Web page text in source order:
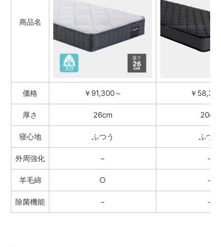
商品名
価格 ￥91,300～ ￥
厚さ 26cm 20cm
寝心地 ふつう ふつう
外周強化 − −
羊毛綿 ○ −
除菌機能 − −